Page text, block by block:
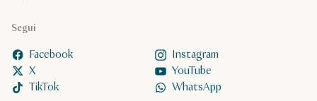
Segui
Facebook
Instagram
X
YouTube
TikTok
WhatsApp